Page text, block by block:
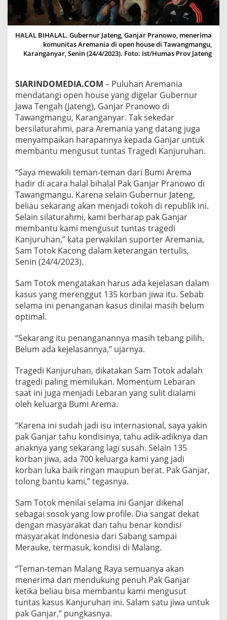
J
R
P
R
A
N
O
,
A
R
E
M
A
N
A
T
I
T
I
P
U
S
U
T
T
A
S
G
E
I
K
N
J
R
U
H
A
N
HALAL BIHALAL. Gubernur Jateng, Ganjar Pranowo, menerima
komunitas Aremania di open house di Tawangmangu,
Karanganyar, Senin (24/4/2023). Foto: Ist/Humas Prov Jateng
SIARINDOMEDIA.COM – Puluhan Aremania
mendatangi open house yang digelar Gubernur
Jawa Tengah (Jateng), Ganjar Pranowo di
Tawangmangu, Karanganyar. Tak sekedar
bersilaturahmi, para Aremania yang datang juga
menyampaikan harapannya kepada Ganjar untuk
membantu mengusut tuntas Tragedi Kanjuruhan.
“Saya mewakili teman-teman dari Bumi Arema
hadir di acara halal bihalal Pak Ganjar Pranowo di
Tawangmangu. Karena selain Gubernur Jateng,
beliau sekarang akan menjadi tokoh di republik ini.
Selain silaturahmi, kami berharap pak Ganjar
membantu kami mengusut tuntas tragedi
Kanjuruhan,” kata perwakilan suporter Aremania,
Sam Totok Kacong dalam keterangan tertulis,
Senin (24/4/2023).
Sam Totok mengatakan harus ada kejelasan dalam
kasus yang merenggut 135 korban jiwa itu. Sebab
selama ini penanganan kasus dinilai masih belum
optimal.
“Sekarang itu penanganannya masih tebang pilih.
Belum ada kejelasannya,” ujarnya.
Tragedi Kanjuruhan, dikatakan Sam Totok adalah
tragedi paling memilukan. Momentum Lebaran
saat ini juga menjadi Lebaran yang sulit dialami
oleh keluarga Bumi Arema.
“Karena ini sudah jadi isu internasional, saya yakin
pak Ganjar tahu kondisinya, tahu adik-adiknya dan
anaknya yang sekarang lagi susah. Selain 135
korban jiwa, ada 700 keluarga kami yang jadi
korban luka baik ringan maupun berat. Pak Ganjar,
tolong bantu kami,” tegasnya.
Sam Totok menilai selama ini Ganjar dikenal
sebagai sosok yang low profile. Dia sangat dekat
dengan masyarakat dan tahu benar kondisi
masyarakat Indonesia dari Sabang sampai
Merauke, termasuk, kondisi di Malang.
“Teman-teman Malang Raya semuanya akan
menerima dan mendukung penuh Pak Ganjar
ketika beliau bisa membantu kami mengusut
tuntas kasus Kanjuruhan ini. Salam satu jiwa untuk
pak Ganjar,” pungkasnya.